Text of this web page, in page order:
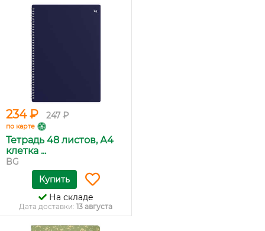
234 ₽ 247 ₽
по карте
Тетрадь 48 листов, А4
клетка ...
BG
Купить
На складе
Дата доставки: 13 августа